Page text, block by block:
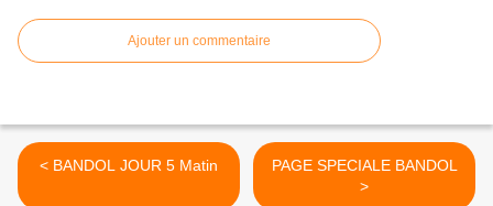
Ajouter un commentaire
< BANDOL JOUR 5 Matin
PAGE SPECIALE BANDOL
>